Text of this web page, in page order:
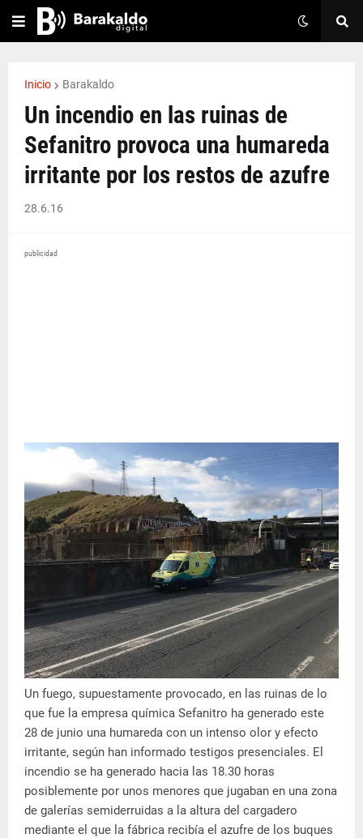
Inicio Barakaldo
Un incendio en las ruinas de
Sefanitro provoca una humareda
irritante por los restos de azufre
28.6.16
publicidad
Un fuego, supuestamente provocado, en las ruinas de lo
que fue la empresa química Sefanitro ha generado este
28 de junio una humareda con un intenso olor y efecto
irritante, según han informado testigos presenciales. El
incendio se ha generado hacia las 18.30 horas
posiblemente por unos menores que jugaban en una zona
de galerías semiderruidas a la altura del cargadero
mediante el que la fábrica recibía el azufre de los buques